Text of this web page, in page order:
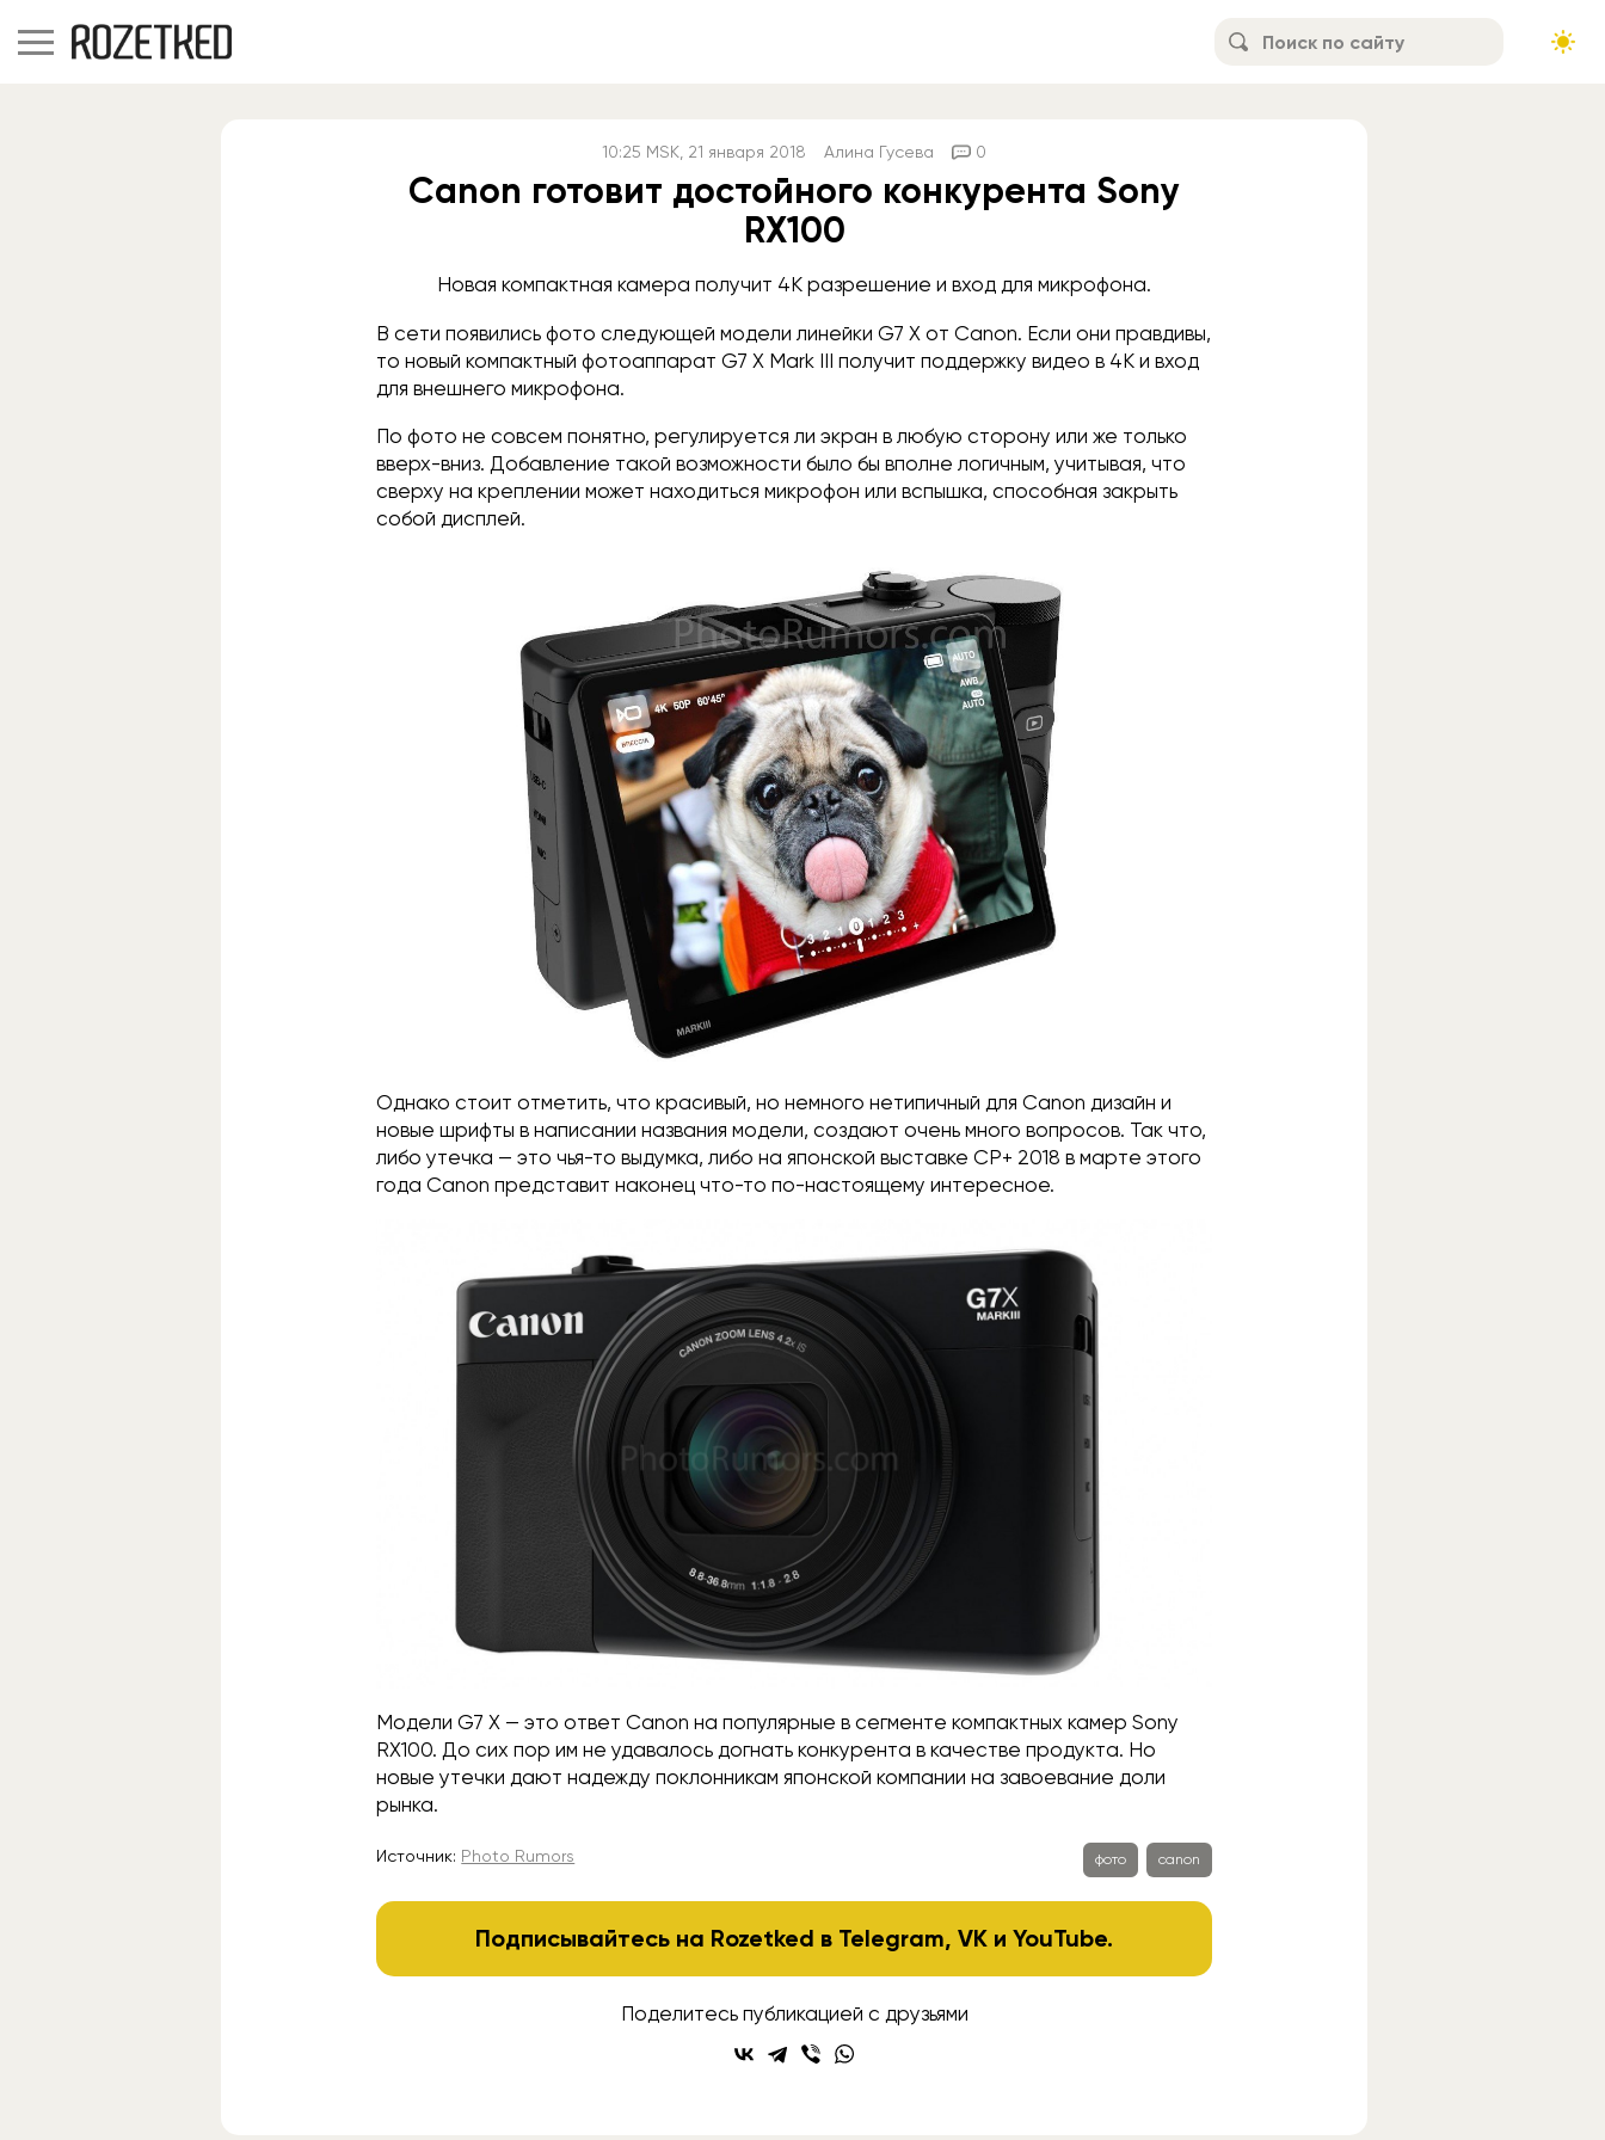
10:25 MSK , 21 января 2018 Алина Гусева 0
Canon готовит достойного конкурента Sony
RX100
Новая компактная камера получит 4K разрешение и вход для микрофона.
В сети появились фото следующей модели линейки G7 X от Canon. Если они правдивы,
то новый компактный фотоаппарат G7 X Mark III получит поддержку видео в 4K и вход
для внешнего микрофона.
По фото не совсем понятно, регулируется ли экран в любую сторону или же только
вверх-вниз. Добавление такой возможности было бы вполне логичным, учитывая, что
сверху на креплении может находиться микрофон или вспышка, способная закрыть
собой дисплей.
Однако стоит отметить, что красивый, но немного нетипичный для Canon дизайн и
новые шрифты в написании названия модели, создают очень много вопросов. Так что,
либо утечка — это чья-то выдумка, либо на японской выставке CP+ 2018 в марте этого
года Canon представит наконец что-то по-настоящему интересное.
Модели G7 X — это ответ Canon на популярные в сегменте компактных камер Sony
RX100. До сих пор им не удавалось догнать конкурента в качестве продукта. Но
новые утечки дают надежду поклонникам японской компании на завоевание доли
рынка.
Источник: Photo Rumors фото canon
Подписывайтесь на Rozetked в Telegram,VK иYouTube.
Поделитесь публикацией с друзьями